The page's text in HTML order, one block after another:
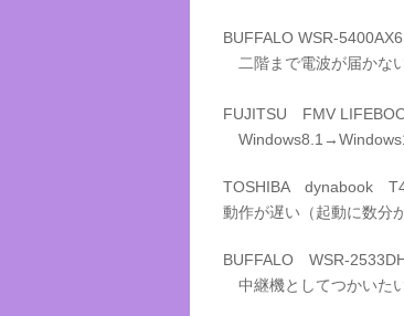
BUFFALO WSR-
二階まで電波が届かな
FUJITSU FMV
TOSHIBA dynabook
動作が遅い（起動に数分
BUFFALO WSR-
中継機としてつかいた